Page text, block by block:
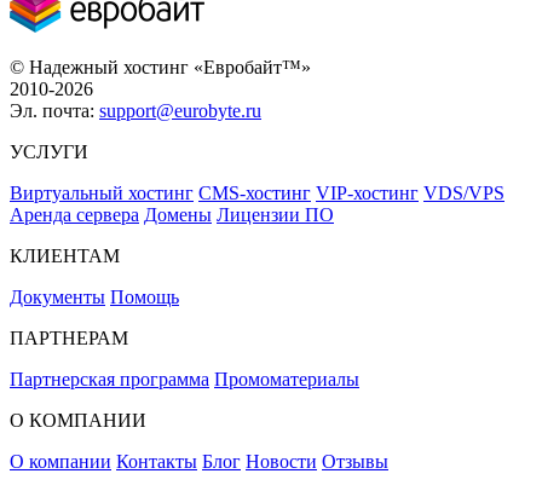
© Надежный хостинг «Евробайт™»
2010-2026
Эл. почта: support@eurobyte.ru
УСЛУГИ
Виртуальный хостинг CMS-хостинг VIP-хостинг VDS/VPS
Аренда сервера Домены Лицензии ПО
КЛИЕНТАМ
Документы Помощь
ПАРТНЕРАМ
Партнерская программа Промоматериалы
О КОМПАНИИ
О компании Контакты Блог Новости Отзывы